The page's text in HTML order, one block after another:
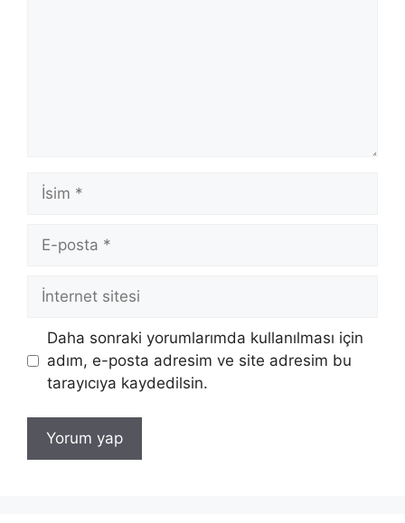
İsim
posta
İnternet
sitesi
Daha sonraki yorumlarımda kullanılması için
adım, e-posta adresim ve site adresim bu
tarayıcıya kaydedilsin.